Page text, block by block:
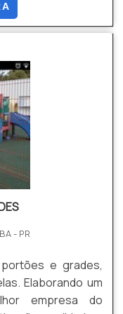
de aplicações.
retangulares e
Revestimento em
Resistência,
Versatilidade,
- PR
e grades,
Elaborando um
empresa do